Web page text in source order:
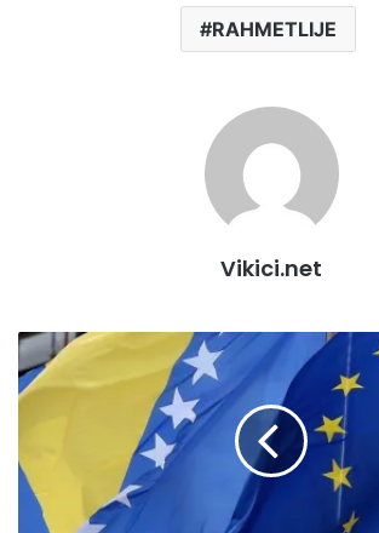
RAHMETLIJE
Vikici.net
Bosna
i
Hercegovina
dobila
kandidatski
status